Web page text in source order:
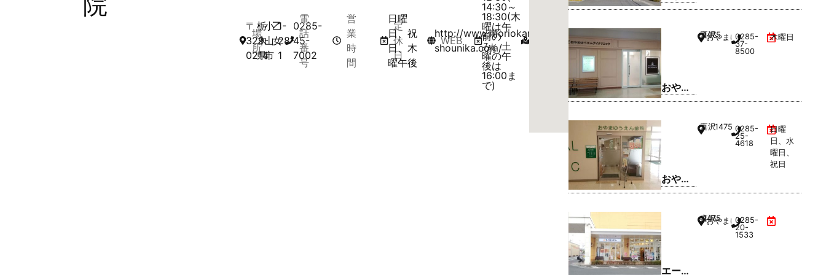
場
所
〒
329-
0214
栃
木
県
小
山
市
乙
女
1-
28-
1
電
話
番
号
0285-
45-
7002
営
業
時
間
定
休
日
日曜
日、祝
日、木
曜午後
WEB
http://www.moriokanaika-
shounika.com/
備
考
14:30～
18:30(木
曜は午
前の
み。土
曜の午
後は
16:00ま
で)
た歯科
おやま
ゆうえ
喜沢
1475
おやまゆうえんハーヴェストウ
0285-
37-
8500
木曜日
おやま
ゆうえ
喜沢1475 0285-
25-
4618
日曜
日、水
曜日、
祝日
エース
喜沢
1475
おやまゆうえんハーヴェストウ
0285-
20-
1533